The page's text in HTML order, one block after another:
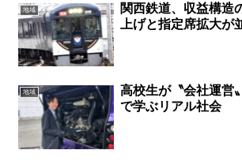
地域
関西鉄道、収益構
上げと指定席拡大が
地域
高校生が〝会社運営
で学ぶリアル社会